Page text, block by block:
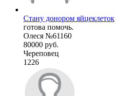
Стану донором яйцеклеток
готова помочь.
Олеся №61160
80000 руб.
Череповец
1226